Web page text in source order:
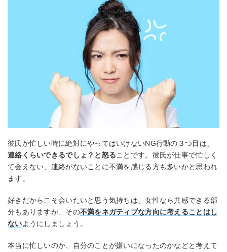
彼氏か忙しい時に絶対にやってはいけないNG行動の３つ目は、
連絡くらいできるでしょ？と怒ることです。彼氏が仕事で忙しく
て会えない、連絡がないことに不満を感じる方も多いかと思われ
ます。
好きだからこそ会いたいと思う気持ちは、女性なら共感できる部
分もありますが、その不満をネガティブな方向に考えることはし
ないようにしましょう。
本当に忙しいのか、自分のことが嫌いになったのかなどと考えて